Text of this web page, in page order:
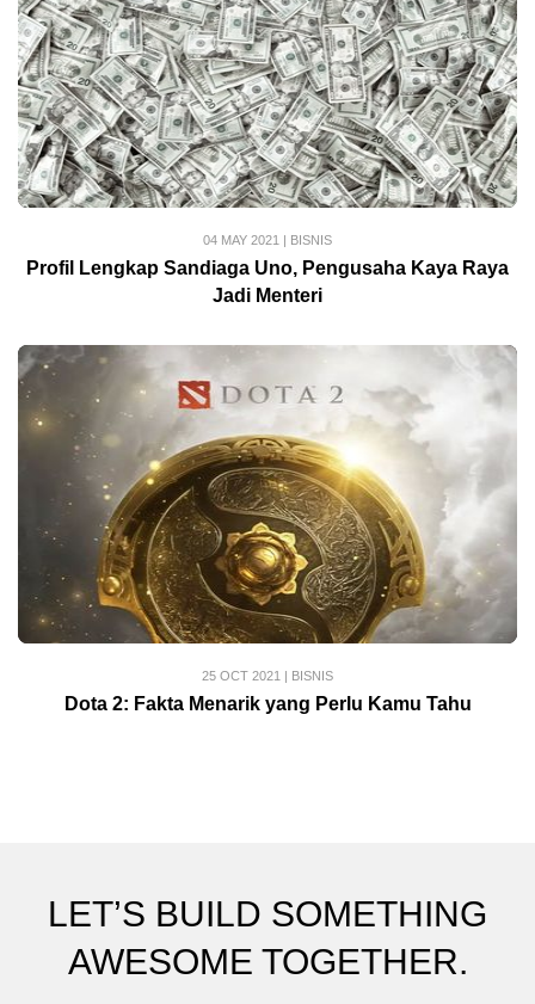
04 MAY 2021 | BISNIS
Profil Lengkap Sandiaga Uno, Pengusaha Kaya Raya
Jadi Menteri
25 OCT 2021 | BISNIS
Dota 2: Fakta Menarik yang Perlu Kamu Tahu
LET’S BUILD SOMETHING
AWESOME TOGETHER.